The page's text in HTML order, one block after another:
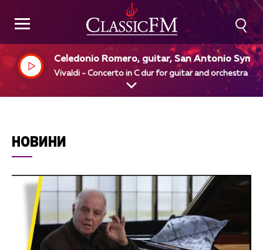
Celedonio Romero, guitar, San Antonio
ony Orchestra, Victor Alessandro, dir
Vivaldi - Concerto in C dur for guitar and orchestra
НОВИНИ